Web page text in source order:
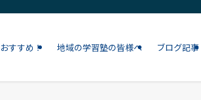
おすすめ！ 地域の学習塾の皆様へ ブログ記事